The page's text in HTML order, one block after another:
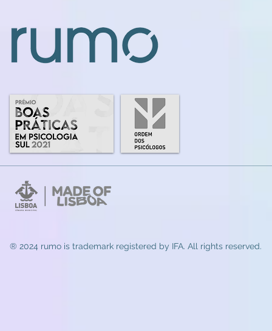
® 2024 rumo is trademark registered by IFA. All rights reserved.